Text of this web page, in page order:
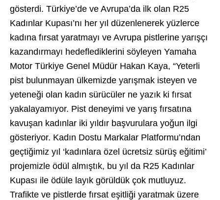
gösterdi. Türkiye’de ve Avrupa’da ilk olan R25
Kadınlar Kupası’nı her yıl düzenlenerek yüzlerce
kadına fırsat yaratmayı ve Avrupa pistlerine yarışçı
kazandırmayı hedeflediklerini söyleyen Yamaha
Motor Türkiye Genel Müdür Hakan Kaya, “Yeterli
pist bulunmayan ülkemizde yarışmak isteyen ve
yeteneği olan kadın sürücüler ne yazık ki fırsat
yakalayamıyor. Pist deneyimi ve yarış fırsatına
kavuşan kadınlar iki yıldır başvurulara yoğun ilgi
gösteriyor. Kadın Dostu Markalar Platformu’ndan
geçtiğimiz yıl ‘kadınlara özel ücretsiz sürüş eğitimi’
projemizle ödül almıştık, bu yıl da R25 Kadınlar
Kupası ile ödüle layık görüldük çok mutluyuz.
Trafikte ve pistlerde fırsat eşitliği yaratmak üzere